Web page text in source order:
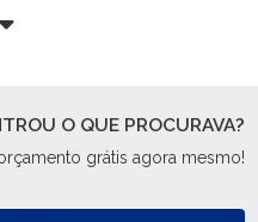
O QUE PROCURAVA?
grátis agora mesmo!